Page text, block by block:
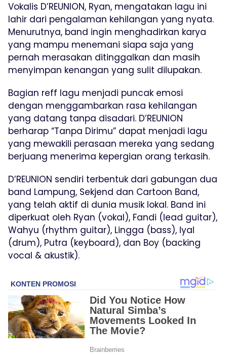
Vokalis D’REUNION, Ryan, mengatakan lagu ini
lahir dari pengalaman kehilangan yang nyata.
Menurutnya, band ingin menghadirkan karya
yang mampu menemani siapa saja yang
pernah merasakan ditinggalkan dan masih
menyimpan kenangan yang sulit dilupakan.
Bagian reff lagu menjadi puncak emosi
dengan menggambarkan rasa kehilangan
yang datang tanpa disadari. D’REUNION
berharap “Tanpa Dirimu” dapat menjadi lagu
yang mewakili perasaan mereka yang sedang
berjuang menerima kepergian orang terkasih.
D’REUNION sendiri terbentuk dari gabungan dua
band Lampung, Sekjend dan Cartoon Band,
yang telah aktif di dunia musik lokal. Band ini
diperkuat oleh Ryan (vokal), Fandi (lead guitar),
Wahyu (rhythm guitar), Lingga (bass), Iyal
(drum), Putra (keyboard), dan Boy (backing
vocal & akustik).